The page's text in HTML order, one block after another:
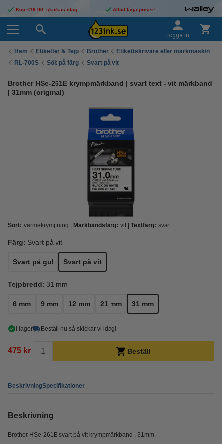
Köp <16:00, skickas idag Alltid låga priser!
Logga in
Hem Etiketter & Tejp Brother
Etikettskrivare eller märkmaskin
RL-700S
Sök på färg Svart på vit
Brother HSe-261E krympmärkband | svart text - vit märkband
| 31mm (original)
Sort: värmekrympning Märkbandsfärg: vit Textfärg: svart
Färg: Svart på vit
Svart på gul Svart på vit
Tejpbredd: 31 mm
6 mm 9 mm 12 mm 21 mm 31 mm
i lager Beställ nu så skickar vi idag!
475 kr Beställ
BeskrivningSpecifikationer
Beskrivning
Brother HSe-261E svart på vit krympmärkband , 31mm.